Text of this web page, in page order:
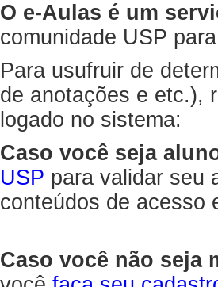
O e-Aulas é um
comunidade USP
Para usufruir de
de anotações e etc.),
logado no sistema:
Caso você seja
USP para validar seu
conteúdos de acesso
Caso você não seja